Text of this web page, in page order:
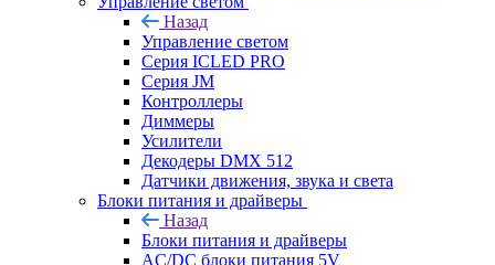
Назад
Управление светом
Серия ICLED PRO
Серия JM
Контроллеры
Диммеры
Усилители
Декодеры DMX 512
Датчики движения, звука и света
Блоки питания и драйверы
Назад
Блоки питания и драйверы
AC/DC блоки питания 5V